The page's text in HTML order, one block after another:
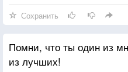
Сохранить
Помни, что ты один из
из лучших!